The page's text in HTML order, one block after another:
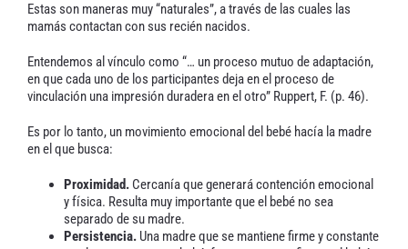
Estas son maneras muy “naturales”, a través de las cuales las
mamás contactan con sus recién nacidos.
Entendemos al vínculo como “… un proceso mutuo de adaptación,
en que cada uno de los participantes deja en el proceso de
vinculación una impresión duradera en el otro” Ruppert, F. (p. 46).
Es por lo tanto, un movimiento emocional del bebé hacía la madre
en el que busca:
Proximidad.Cercanía que generará contención emocional
y física. Resulta muy importante que el bebé no sea
separado de su madre.
Persistencia.Una madre que se mantiene firme y constante